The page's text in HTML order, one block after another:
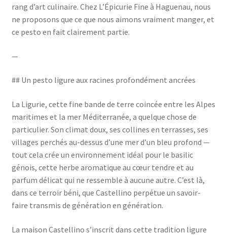
rang d’art culinaire. Chez L’Épicurie Fine à Haguenau, nous
ne proposons que ce que nous aimons vraiment manger, et
ce pesto en fait clairement partie.
—
## Un pesto ligure aux racines profondément ancrées
La Ligurie, cette fine bande de terre coincée entre les Alpes
maritimes et la mer Méditerranée, a quelque chose de
particulier. Son climat doux, ses collines en terrasses, ses
villages perchés au-dessus d’une mer d’un bleu profond —
tout cela crée un environnement idéal pour le basilic
génois, cette herbe aromatique au cœur tendre et au
parfum délicat qui ne ressemble à aucune autre. C’est là,
dans ce terroir béni, que Castellino perpétue un savoir-
faire transmis de génération en génération.
La maison Castellino s’inscrit dans cette tradition ligure